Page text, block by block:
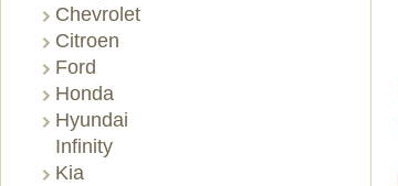
Chevrolet
Citroen
Ford
Honda
Hyundai
Infinity
Kia